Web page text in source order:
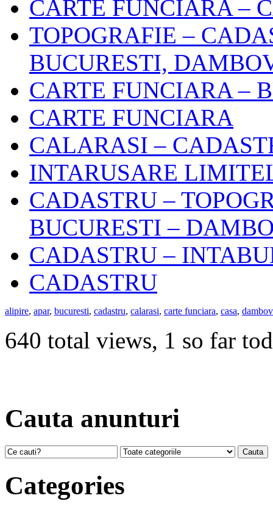
CARTE FUNCIARA –
TOPOGRAFIE –
BUCURESTI,
CARTE FUNCIARA –
CARTE FUNCIARA
CALARASI –
INTARUSARE
CADASTRU –
BUCURESTI –
CADASTRU –
CADASTRU
alipire, apar, bucuresti, cadastru, calarasi, carte funciara, casa,
640 total views, 1 so far
Cauta anunturi
Categories